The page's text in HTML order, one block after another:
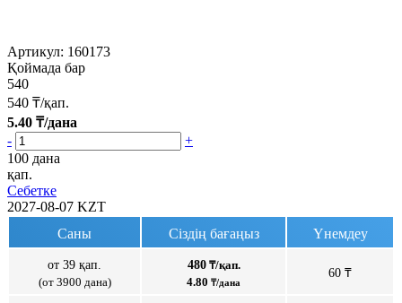
Артикул: 160173
Қоймада бар
540
540 ₸/қап.
5.40 ₸/дана
-
+
100 дана
қап.
Себетке
2027-08-07 KZT
Саны
Сіздің бағаңыз Үнемдеу
от 39 қап.
(от 3900 дана)
480₸/қап.
4.80 ₸/дана
60 ₸